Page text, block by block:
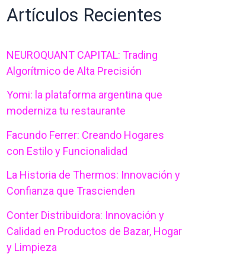
s
a
r
p
r
Artículos Recientes
NEUROQUANT CAPITAL: Trading
Algorítmico de Alta Precisión
Yomi: la plataforma argentina que
moderniza tu restaurante
Facundo Ferrer: Creando Hogares
con Estilo y Funcionalidad
La Historia de Thermos: Innovación y
Confianza que Trascienden
Conter Distribuidora: Innovación y
Calidad en Productos de Bazar, Hogar
y Limpieza